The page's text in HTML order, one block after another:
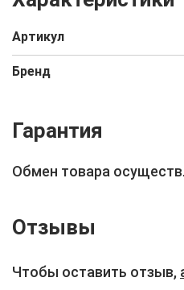
Артикул
Бренд
Гарантия
Обмен товара
Отзывы
Чтобы оставить отзыв,